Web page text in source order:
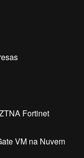
Fortinet
VM na Nuvem